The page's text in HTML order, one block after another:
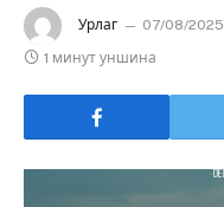
Урлаг 07/08/2025
1 минут уншина